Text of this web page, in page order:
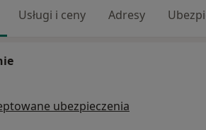
Usługi i ceny Adresy
ubezpieczenia